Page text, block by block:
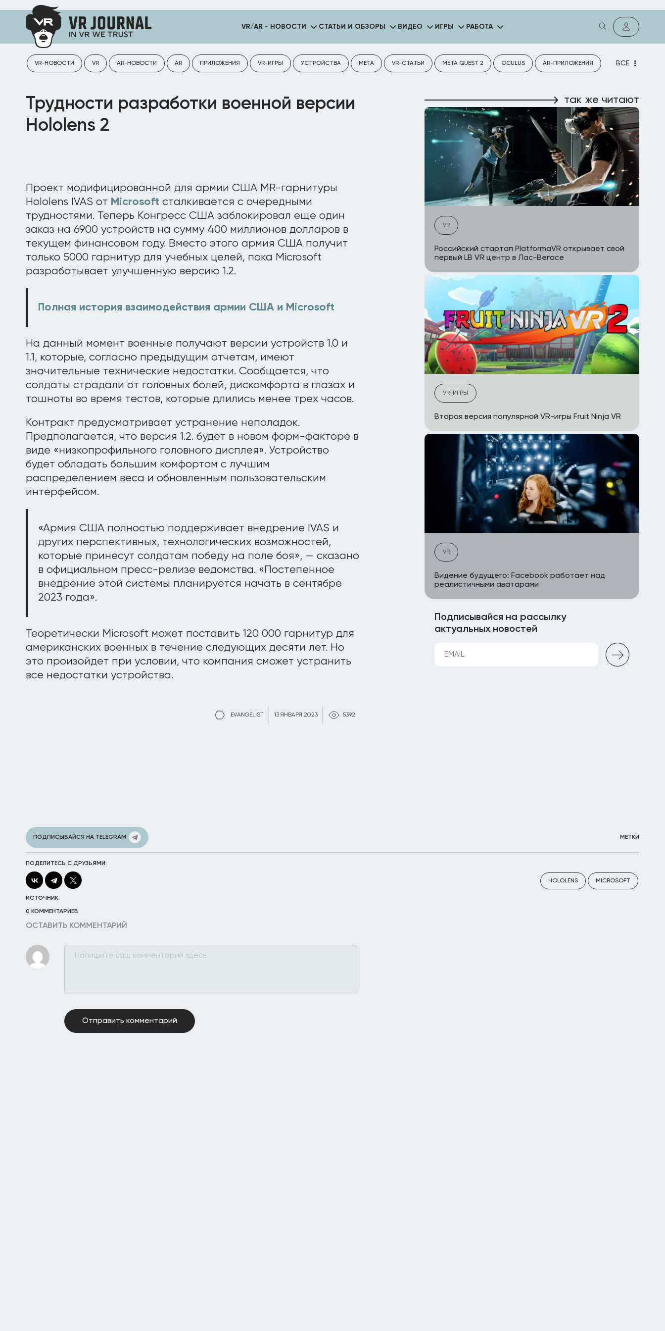
VR/AR - НОВОСТИ СТАТЬИ И ОБЗОРЫ ВИДЕО ИГРЫ РАБОТА
VR-НОВОСТИ VR AR-НОВОСТИ AR ПРИЛОЖЕНИЯ VR-ИГРЫ УСТРОЙСТВА META VR-СТАТЬИ META QUEST 2 OCULUS AR-ПРИЛОЖЕНИЯ ВСЕ
EVANGELIST 13 ЯНВАРЯ 2023 5392
Трудности разработки военной версии
Hololens 2
Проект модифицированной для армии США MR-гарнитуры
Hololens IVAS от Microsoft сталкивается с очередными
трудностями. Теперь Конгресс США заблокировал еще один
заказ на 6900 устройств на сумму 400 миллионов долларов в
текущем финансовом году. Вместо этого армия США получит
только 5000 гарнитур для учебных целей, пока Microsoft
разрабатывает улучшенную версию 1.2.
Полная история взаимодействия армии США и Microsoft
На данный момент военные получают версии устройств 1.0 и
1.1, которые, согласно предыдущим отчетам, имеют
значительные технические недостатки. Сообщается, что
солдаты страдали от головных болей, дискомфорта в глазах и
тошноты во время тестов, которые длились менее трех часов.
Контракт предусматривает устранение неполадок.
Предполагается, что версия 1.2. будет в новом форм-факторе в
виде «низкопрофильного головного дисплея». Устройство
будет обладать большим комфортом с лучшим
распределением веса и обновленным пользовательским
интерфейсом.
«Армия США полностью поддерживает внедрение IVAS и
других перспективных, технологических возможностей,
которые принесут солдатам победу на поле боя», — сказано
в официальном пресс-релизе ведомства. «Постепенное
внедрение этой системы планируется начать в сентябре
2023 года».
Теоретически Microsoft может поставить 120 000 гарнитур для
американских военных в течение следующих десяти лет. Но
это произойдет при условии, что компания сможет устранить
все недостатки устройства.
так же читают
VR
Российский стартап PlatformaVR открывает свой
первый LB VR центр в Лас-Вегасе
VR-ИГРЫ
Вторая версия популярной VR-игры Fruit Ninja VR
VR
Видение будущего: Facebook работает над
реалистичными аватарами
Подписывайся на рассылку
актуальных новостей
ПОДПИСЫВАЙСЯ НА TELEGRAM МЕТКИ
ПОДЕЛИТЕСЬ С ДРУЗЬЯМИ:
HOLOLENS MICROSOFT
ИСТОЧНИК:
0 КОММЕНТАРИЕВ
ОСТАВИТЬ КОММЕНТАРИЙ